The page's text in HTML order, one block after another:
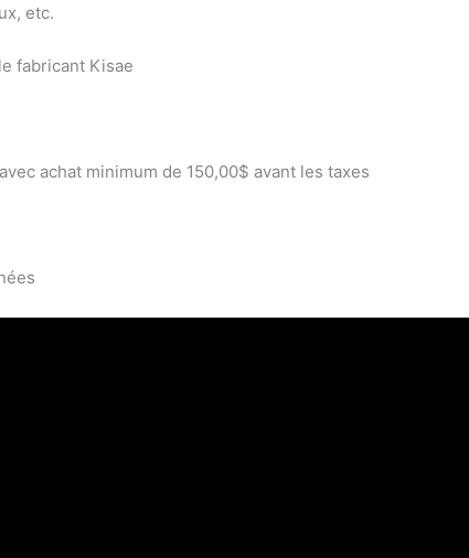
etc.
fabricant Kisae
achat minimum de 150,00$ avant les taxes